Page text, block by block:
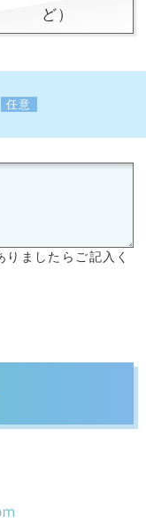
ど）
任意
ましたらご記入く